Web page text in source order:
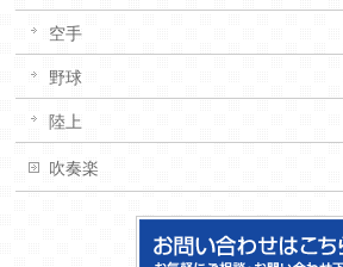
空手
野球
陸上
吹奏楽